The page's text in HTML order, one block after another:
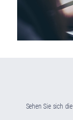
Sehen Sie sich